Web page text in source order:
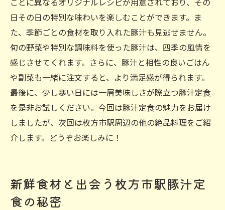
日その日の特別な味わいを楽しむことができます。ま
た、季節ごとの食材を取り入れた豚汁も見逃せません。
旬の野菜や特別な調味料を使った豚汁は、四季の風情を
感じさせてくれます。さらに、豚汁と相性の良いごはん
や副菜も一緒に注文すると、より満足感が得られます。
最後に、少し寒い日には一層美味しさが際立つ豚汁定食
を是非お試しください。今回は豚汁定食の魅力をお届け
しましたが、次回は枚方市駅周辺の他の絶品料理をご紹
介します。どうぞお楽しみに！
新鮮食材と出会う枚方市駅豚汁定
食の秘密